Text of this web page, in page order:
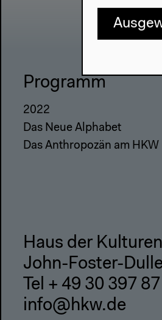
Programm
2022
Das Neue Alphabet
Das Anthropozän am HKW
Haus der
John-Foster-
Tel + 49 30 397
info@hkw.de